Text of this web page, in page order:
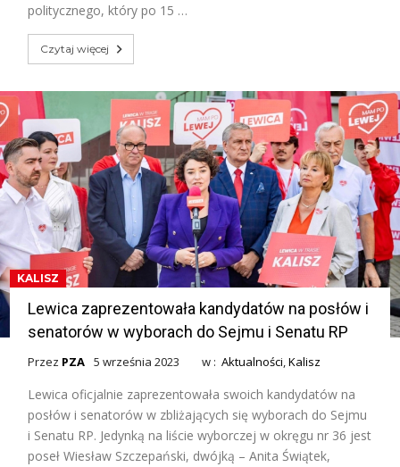
politycznego, który po 15 …
Czytaj więcej
KALISZ
Lewica zaprezentowała kandydatów na posłów i
senatorów w wyborach do Sejmu i Senatu RP
Przez PZA 5 września 2023 w :Aktualności,Kalisz
Lewica oficjalnie zaprezentowała swoich kandydatów na
posłów i senatorów w zbliżających się wyborach do Sejmu
i Senatu RP. Jedynką na liście wyborczej w okręgu nr 36 jest
poseł Wiesław Szczepański, dwójką – Anita Świątek,